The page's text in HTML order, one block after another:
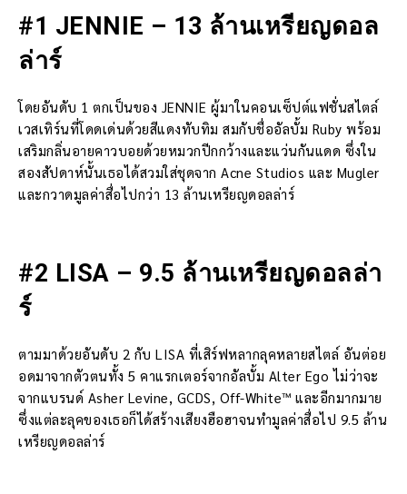
#1 JENNIE – 13 ล้านเหรียญดอล
ล่าร์
โดยอันดับ 1 ตกเป็นของ JENNIE ผู้มาในคอนเซ็ปต์แฟชั่นสไตล์
เวสเทิร์นที่โดดเด่นด้วยสีแดงทับทิม สมกับชื่ออัลบั้ม Ruby พร้อม
เสริมกลิ่นอายคาวบอยด้วยหมวกปีกกว้างและแว่นกันแดด ซึ่งใน
สองสัปดาห์นั้นเธอได้สวมใส่ชุดจาก Acne Studios และ Mugler
และกวาดมูลค่าสื่อไปกว่า 13 ล้านเหรียญดอลล่าร์
#2 LISA – 9.5 ล้านเหรียญดอลล่า
ร์
ตามมาด้วยอันดับ 2 กับ LISA ที่เสิร์ฟหลากลุคหลายสไตล์ อันต่อย
อดมาจากตัวตนทั้ง 5 คาแรกเตอร์จากอัลบั้ม Alter Ego ไม่ว่าจะ
จากแบรนด์ Asher Levine, GCDS, Off-White™ และอีกมากมาย
ซึ่งแต่ละลุคของเธอก็ได้สร้างเสียงฮือฮาจนทำมูลค่าสื่อไป 9.5 ล้าน
เหรียญดอลล่าร์